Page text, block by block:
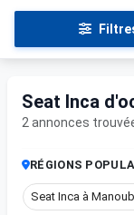
Seat Inca
2 annonces
RÉGIONS
Seat Inca à